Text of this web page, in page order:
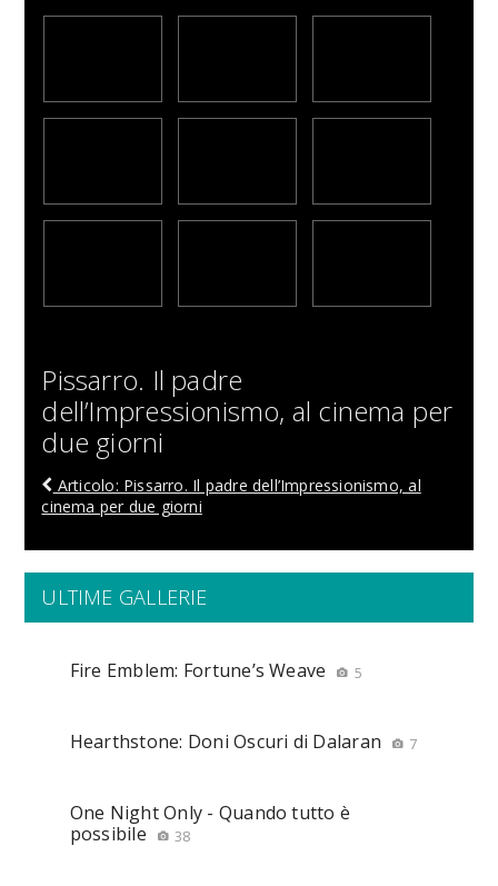
Pissarro. Il padre
dell’Impressionismo, al cinema per
due giorni
Articolo: Pissarro. Il padre dell’Impressionismo, al
cinema per due giorni
ULTIME GALLERIE
Fire Emblem: Fortune’s Weave 5
Hearthstone: Doni Oscuri di Dalaran 7
One Night Only - Quando tutto è
possibile
38